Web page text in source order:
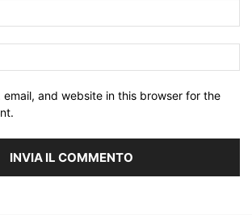
email, and website in this browser for the